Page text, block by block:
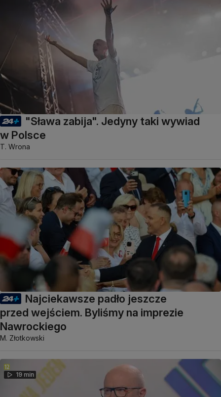
"Sława zabija". Jedyny taki wywiad
w Polsce
T. Wrona
Najciekawsze padło jeszcze
przed wejściem. Byliśmy na imprezie
Nawrockiego
M. Złotkowski
19 min